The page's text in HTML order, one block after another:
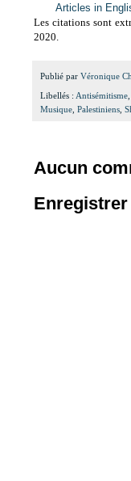
Articles in
Les citations sont
2020.
Publié par Véronique
Libellés : Antisémitisme
Musique Palestiniens
Aucun